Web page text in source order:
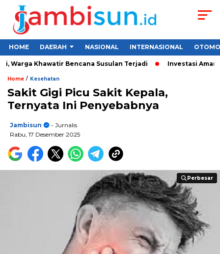
HOME DAERAH NASIONAL INTERNASIONAL
Khawatir Bencana Susulan Terjadi Investasi Aman
Home / Kesehatan
Sakit Gigi Picu Sakit Kepala,
Ternyata Ini Penyebabnya
Jambisun
- Jurnalis
Rabu, 17 Desember 2025
Perbesar
Perbesar